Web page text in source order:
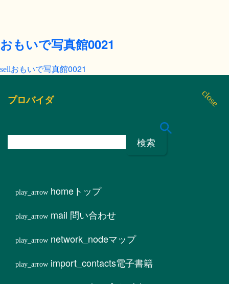
おもいで写真館0021
おもいで写真館0021
プロバイダ
home トップ
mail 問い合わせ
network_nodeマップ
import_contacts電子書籍